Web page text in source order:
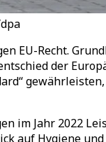
EU-Recht.
der
im Jahr 2022
auf Hygiene